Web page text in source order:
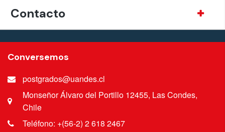
Contacto
Conversemos
postgrados@uandes.cl
Monseñor Álvaro del Portillo 12455, Las Condes,
Chile
Teléfono: +(56-2) 2 618 2467